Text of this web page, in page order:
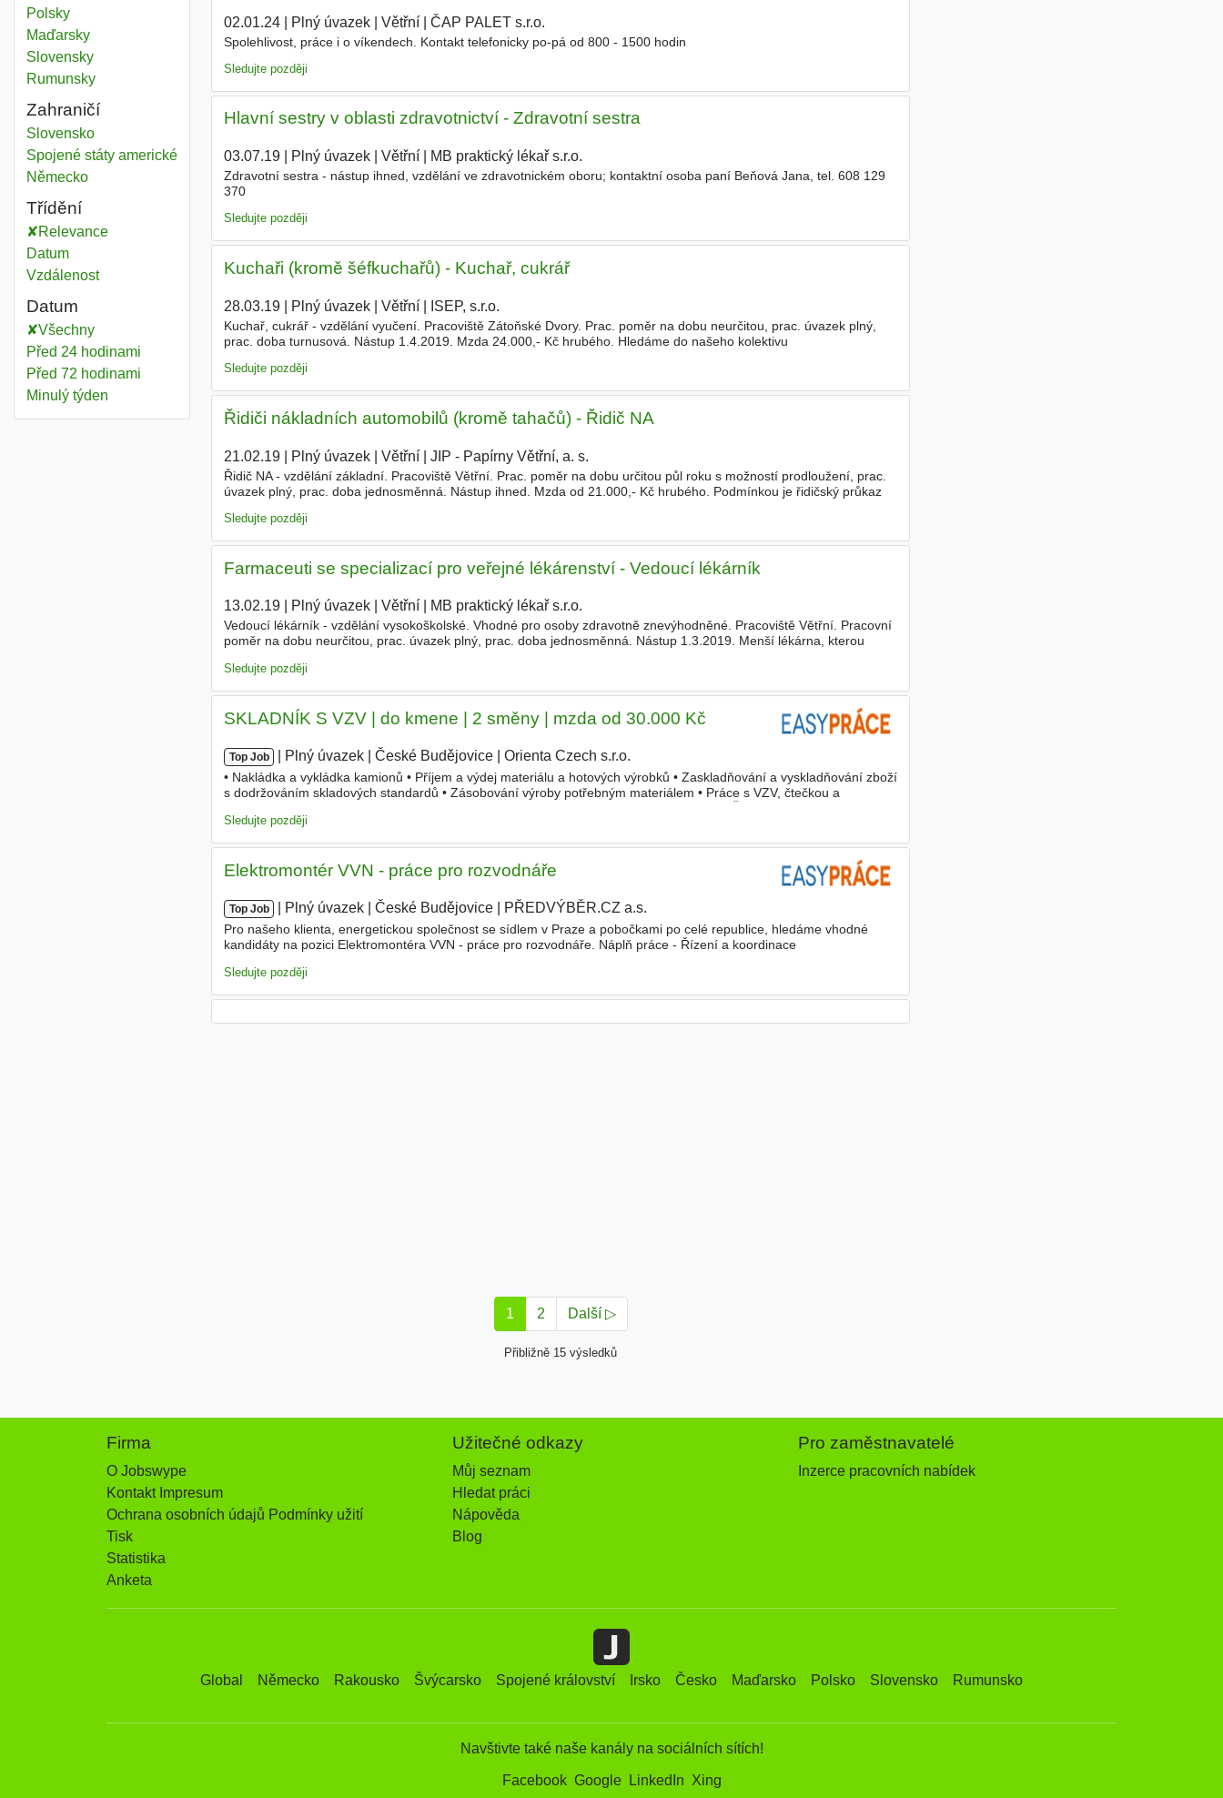
Polsky
Maďarsky
Slovensky
Rumunsky
Zahraničí
Slovensko
Spojené státy americké
Německo
Třídění
Relevance
Datum
Vzdálenost
Datum
Všechny
Před 24 hodinami
Před 72 hodinami
Minulý týden
02.01.24| Plný úvazek| Větřní| ČAP PALET s.r.o.
Spolehlivost, práce i o víkendech. Kontakt telefonicky po-pá od 800 - 1500 hodin
Sledujte později
Hlavní sestry v oblasti zdravotnictví - Zdravotní sestra
03.07.19| Plný úvazek| Větřní| MB praktický lékař s.r.o.
Zdravotní sestra - nástup ihned, vzdělání ve zdravotnickém oboru; kontaktní osoba paní Beňová Jana, tel. 608 129
370
Sledujte později
Kuchaři (kromě šéfkuchařů) - Kuchař, cukrář
28.03.19| Plný úvazek| Větřní| ISEP, s.r.o.
Kuchař, cukrář - vzdělání vyučení. Pracoviště Zátoňské Dvory. Prac. poměr na dobu neurčitou, prac. úvazek plný,
prac. doba turnusová. Nástup 1.4.2019. Mzda 24.000,- Kč hrubého. Hledáme do našeho kolektivu
Sledujte později
Řidiči nákladních automobilů (kromě tahačů) - Řidič NA
21.02.19| Plný úvazek| Větřní| JIP - Papírny Větřní, a. s.
Řidič NA - vzdělání základní. Pracoviště Větřní. Prac. poměr na dobu určitou půl roku s možností prodloužení, prac.
úvazek plný, prac. doba jednosměnná. Nástup ihned. Mzda od 21.000,- Kč hrubého. Podmínkou je řidičský průkaz
Sledujte později
Farmaceuti se specializací pro veřejné lékárenství - Vedoucí lékárník
13.02.19| Plný úvazek| Větřní MB praktický lékař s.r.o.
Vedoucí lékárník - vzdělání vysokoškolské. Vhodné pro osoby zdravotně znevýhodněné. Pracoviště Větřní. Pracovní
poměr na dobu neurčitou, prac. úvazek plný, prac. doba jednosměnná. Nástup 1.3.2019. Menší lékárna, kterou
Sledujte později
SKLADNÍK S VZV | do kmene | 2 směny | mzda od 30.000 Kč
Top Job Plný úvazek České Budějovice Orienta Czech s.r.o.
• Nakládka a vykládka kamionů • Příjem a výdej materiálu a hotových výrobků • Zaskladňování a vyskladňování zboží
s dodržováním skladových standardů • Zásobování výroby potřebným materiálem • Práce s VZV, čtečkou a
Sledujte později
Elektromontér VVN - práce pro rozvodnáře
Top Job Plný úvazek České Budějovice PŘEDVÝBĚR.CZ a.s.
Pro našeho klienta, energetickou společnost se sídlem v Praze a pobočkami po celé republice, hledáme vhodné
kandidáty na pozici Elektromontéra VVN - práce pro rozvodnáře. Náplň práce - Řízení a koordinace
Sledujte později
1 2 Další ▷
Přibližně 15 výsledků
Firma
O Jobswype
Kontakt Impresum
Ochrana osobních údajů Podmínky užití
Tisk
Statistika
Anketa
Užitečné odkazy
Můj seznam
Hledat práci
Nápověda
Blog
Pro zaměstnavatelé
Inzerce pracovních nabídek
Global Německo Rakousko Švýcarsko Spojené království Irsko Česko Maďarsko Polsko Slovensko Rumunsko
Navštivte také naše kanály na sociálních sítích!
Facebook Google LinkedIn Xing